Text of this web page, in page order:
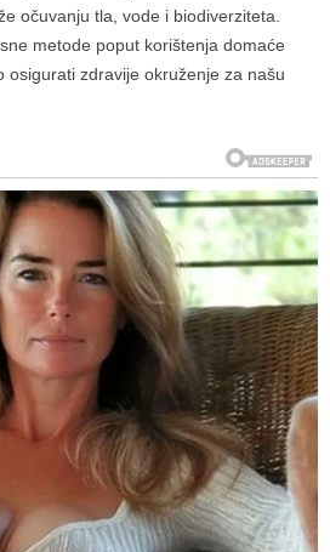
očuvanju tla, vode i biodiverziteta.
metode poput korištenja domaće
osigurati zdravije okruženje za našu